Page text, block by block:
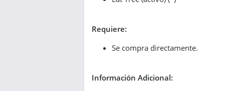
Requiere:
Se compra directamente.
Información Adicional: